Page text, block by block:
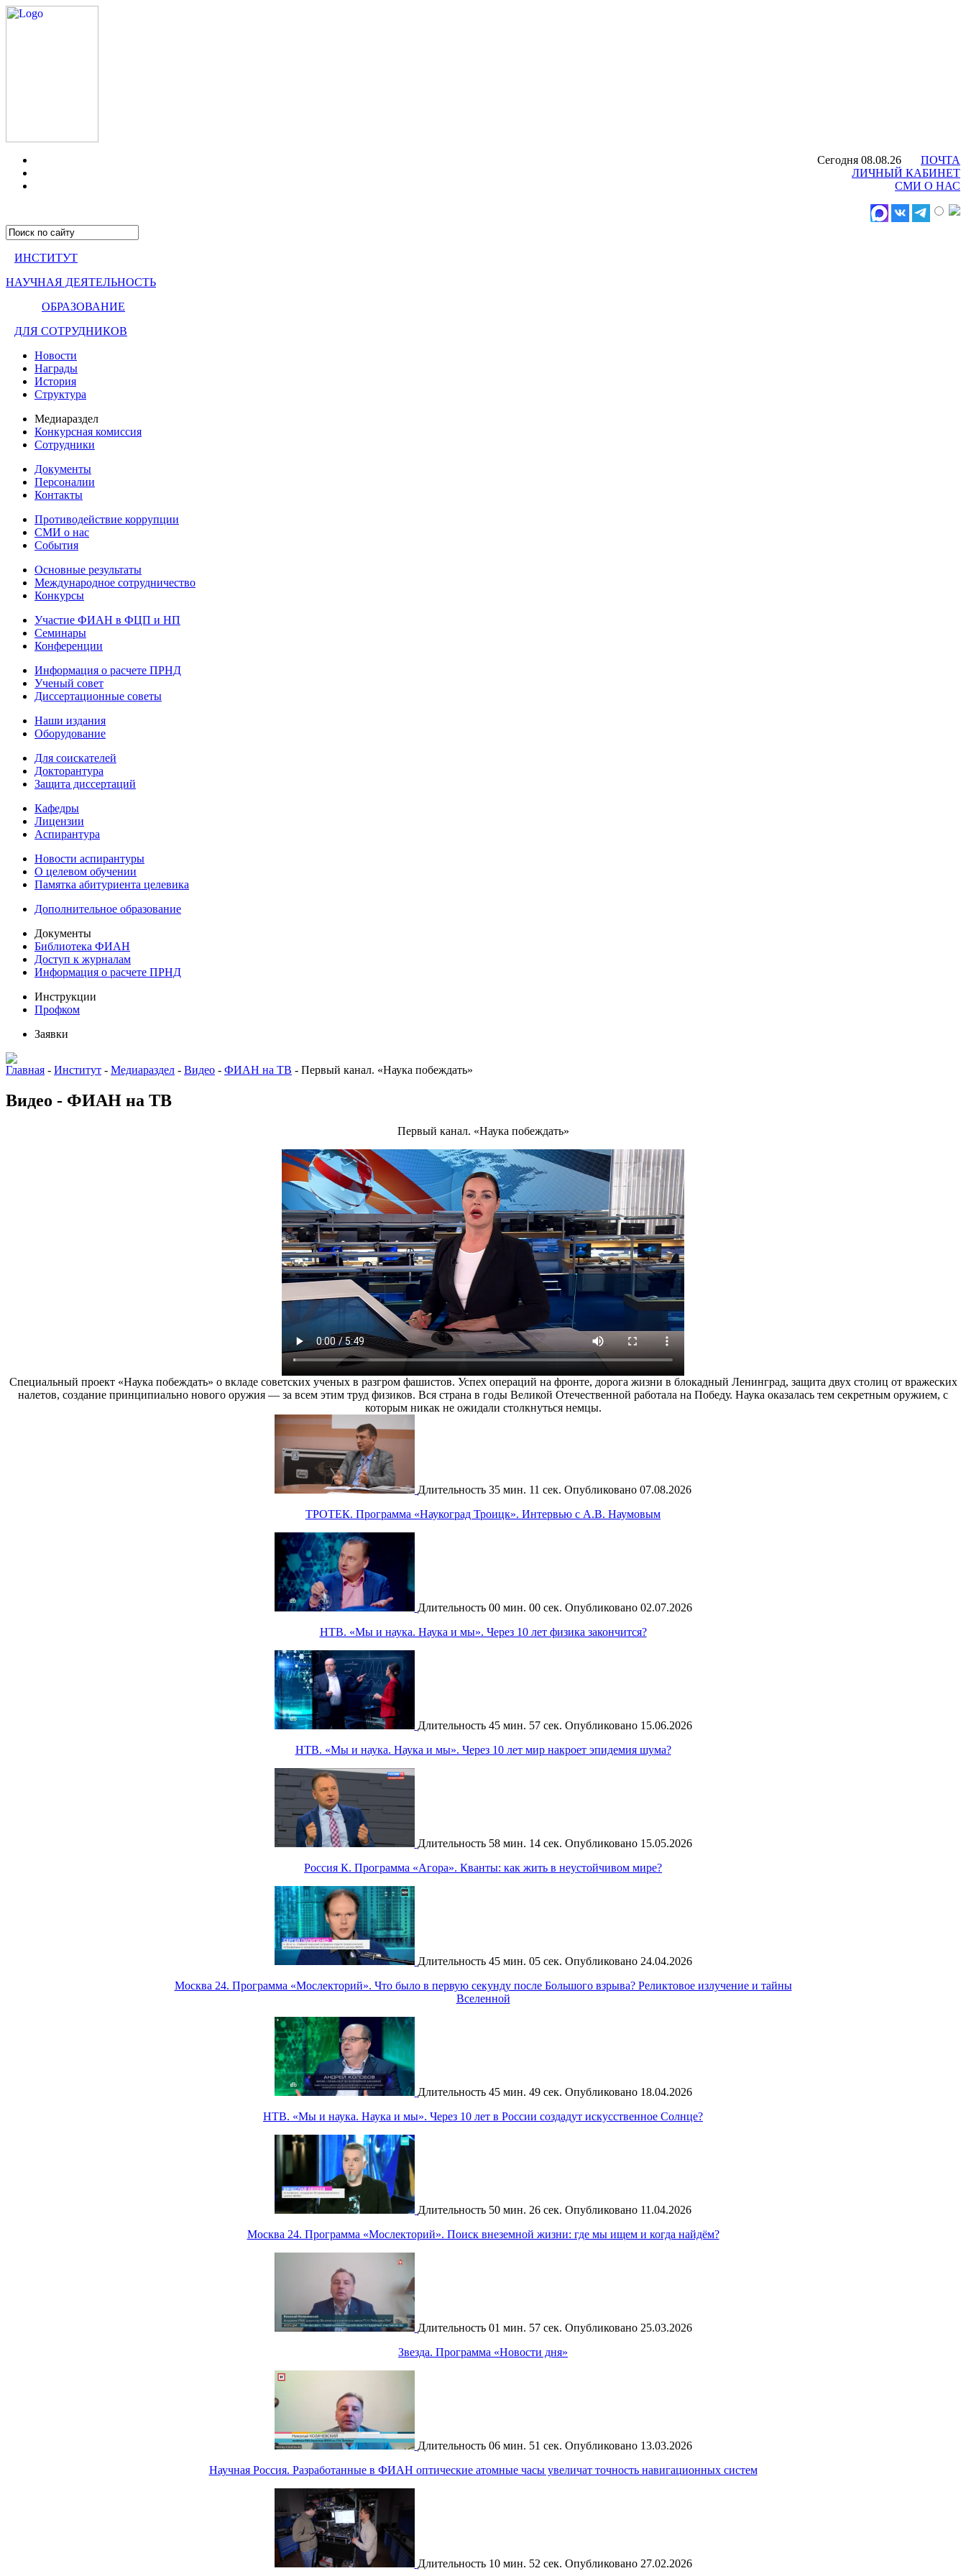
Сегодня 08.08.26
ПОЧТА
ЛИЧНЫЙ КАБИНЕТ
СМИ О НАС
ИНСТИТУТ
НАУЧНАЯ ДЕЯТЕЛЬНОСТЬ
ОБРАЗОВАНИЕ
ДЛЯ СОТРУДНИКОВ
Новости
Награды
История
Структура
Медиараздел
Конкурсная комиссия
Сотрудники
Документы
Персоналии
Контакты
Противодействие коррупции
СМИ о нас
События
Основные результаты
Международное сотрудничество
Конкурсы
Участие ФИАН в ФЦП и НП
Семинары
Конференции
Информация о расчете ПРНД
Ученый совет
Диссертационные советы
Наши издания
Оборудование
Для соискателей
Докторантура
Защита диссертаций
Кафедры
Лицензии
Аспирантура
Новости аспирантуры
О целевом обучении
Памятка абитуриента целевика
Дополнительное образование
Документы
Библиотека ФИАН
Доступ к журналам
Информация о расчете ПРНД
Инструкции
Профком
Заявки
Главная - Институт - Медиараздел - Видео - ФИАН на ТВ - Первый канал. «Наука побеждать»
Видео - ФИАН на ТВ
Первый канал. «Наука побеждать»
Специальный проект «Наука побеждать» о вкладе советских ученых в разгром фашистов. Успех операций на фронте, дорога жизни в блокадный Ленинград, защита двух столиц от вражеских
налетов, создание принципиально нового оружия — за всем этим труд физиков. Вся страна в годы Великой Отечественной работала на Победу. Наука оказалась тем секретным оружием, с
которым никак не ожидали столкнуться немцы.
Длительность 35 мин. 11 сек. Опубликовано 07.08.2026
ТРОТЕК. Программа «Наукоград Троицк». Интервью с А.В. Наумовым
Длительность 00 мин. 00 сек. Опубликовано 02.07.2026
НТВ. «Мы и наука. Наука и мы». Через 10 лет физика закончится?
Длительность 45 мин. 57 сек. Опубликовано 15.06.2026
НТВ. «Мы и наука. Наука и мы». Через 10 лет мир накроет эпидемия шума?
Длительность 58 мин. 14 сек. Опубликовано 15.05.2026
Россия К. Программа «Агора». Кванты: как жить в неустойчивом мире?
Длительность 45 мин. 05 сек. Опубликовано 24.04.2026
Москва 24. Программа «Мослекторий». Что было в первую секунду после Большого взрыва? Реликтовое излучение и тайны
Вселенной
Длительность 45 мин. 49 сек. Опубликовано 18.04.2026
НТВ. «Мы и наука. Наука и мы». Через 10 лет в России создадут искусственное Солнце?
Длительность 50 мин. 26 сек. Опубликовано 11.04.2026
Москва 24. Программа «Мослекторий». Поиск внеземной жизни: где мы ищем и когда найдём?
Длительность 01 мин. 57 сек. Опубликовано 25.03.2026
Звезда. Программа «Новости дня»
Длительность 06 мин. 51 сек. Опубликовано 13.03.2026
Научная Россия. Разработанные в ФИАН оптические атомные часы увеличат точность навигационных систем
Длительность 10 мин. 52 сек. Опубликовано 27.02.2026